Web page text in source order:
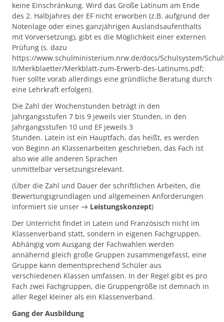
keine Einschränkung. Wird das Große Latinum am Ende
des 2. Halbjahres der EF nicht erworben (z.B. aufgrund der
Notenlage oder eines ganzjährigen Auslandsaufenthalts
mit Vorversetzung), gibt es die Möglichkeit einer externen
Prüfung (s. dazu
https://www.schulministerium.nrw.de/docs/Schulsystem/
II/Merkblaetter/Merkblatt-zum-Erwerb-des-Latinums.pdf;
hier sollte vorab allerdings eine gründliche Beratung durch
eine Lehrkraft erfolgen).
Die Zahl der Wochenstunden beträgt in den
Jahrgangsstufen 7 bis 9 jeweils vier Stunden, in den
Jahrgangsstufen 10 und EF jeweils 3
Stunden. Latein ist ein Hauptfach, das heißt, es werden
von Beginn an Klassenarbeiten geschrieben, das Fach ist
also wie alle anderen Sprachen
unmittelbar versetzungsrelevant.
(Über die Zahl und Dauer der schriftlichen Arbeiten, die
Bewertungsgrundlagen und allgemeinen Anforderungen
informiert sie unser → Leistungskonzept)
Der Unterricht findet in Latein und Französisch nicht im
Klassenverband statt, sondern in eigenen Fachgruppen.
Abhängig vom Ausgang der Fachwahlen werden
annähernd gleich große Gruppen zusammengefasst, eine
Gruppe kann dementsprechend Schüler aus
verschiedenen Klassen umfassen. In der Regel gibt es pro
Fach zwei Fachgruppen, die Gruppengröße ist demnach in
aller Regel kleiner als ein Klassenverband.
Gang der Ausbildung